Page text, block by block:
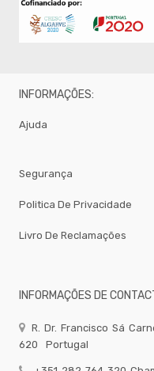
INFORMAÇÕES:
Ajuda
Segurança
Politica De Privacidade
Livro De Reclamações
INFORMAÇÕES DE
R. Dr. Francisco Sá
620
Portugal